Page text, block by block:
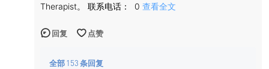
Therapist。 联系电话： 0查看全文
回复 点赞
全部153条回复